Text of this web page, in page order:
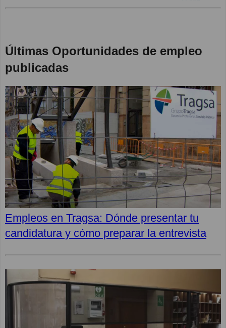
Últimas Oportunidades de empleo
publicadas
Empleos en Tragsa: Dónde presentar tu
candidatura y cómo preparar la entrevista